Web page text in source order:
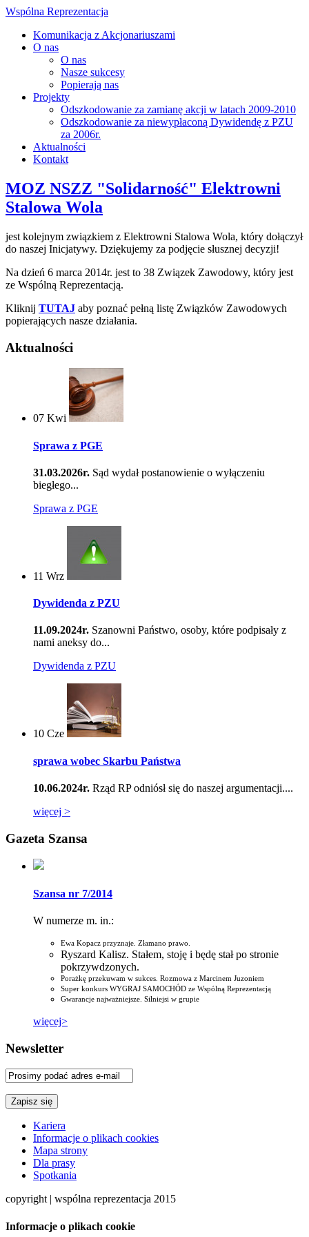
Wspólna Reprezentacja
Komunikacja z Akcjonariuszami
O nas
O nas
Nasze sukcesy
Popierają nas
Projekty
Odszkodowanie za zamianę akcji w latach 2009-2010
Odszkodowanie za niewypłaconą Dywidendę z PZU
za 2006r.
Aktualności
Kontakt
MOZ NSZZ "Solidarność" Elektrowni
Stalowa Wola
jest kolejnym związkiem z Elektrowni Stalowa Wola, który dołączył
do naszej Inicjatywy. Dziękujemy za podjęcie słusznej decyzji!
Na dzień 6 marca 2014r. jest to 38 Związek Zawodowy, który jest
ze Wspólną Reprezentacją.
Kliknij TUTAJ aby poznać pełną listę Związków Zawodowych
popierających nasze działania.
Aktualności
07 Kwi
Sprawa z PGE
31.03.2026r. Sąd wydał postanowienie o wyłączeniu
biegłego...
Sprawa z PGE
11 Wrz
Dywidenda z PZU
11.09.2024r. Szanowni Państwo, osoby, które podpisały z
nami aneksy do...
Dywidenda z PZU
10 Cze
sprawa wobec Skarbu Państwa
10.06.2024r. Rząd RP odniósł się do naszej argumentacji....
więcej >
Gazeta Szansa
Szansa nr 7/2014
W numerze m. in.:
Ewa Kopacz przyznaje. Złamano prawo.
Ryszard Kalisz. Stałem, stoję i będę stał po stronie
pokrzywdzonych.
Porażkę przekuwam w sukces. Rozmowa z Marcinem Juzoniem
Super konkurs WYGRAJ SAMOCHÓD ze Wspólną Reprezentacją
Gwarancje najważniejsze. Silniejsi w grupie
więcej>
Newsletter
Kariera
Informacje o plikach cookies
Mapa strony
Dla prasy
Spotkania
copyright | wspólna reprezentacja 2015
Informacje o plikach cookie